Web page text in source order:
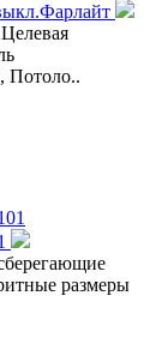
Потоло..
размеры